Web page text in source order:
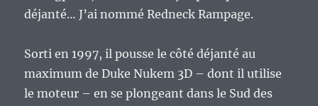
déjanté… J’ai nommé Redneck Rampage.
Sorti en 1997, il pousse le côté déjanté au
maximum de Duke Nukem 3D – dont il utilise
le moteur – en se plongeant dans le Sud des